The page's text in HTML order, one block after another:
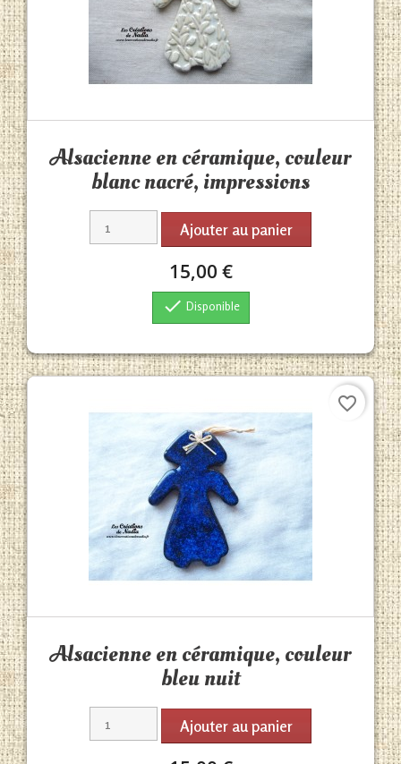
Alsacienne en céramique, couleur
blanc nacré, impressions
Ajouter au panier
15,00 €
 Disponible
Alsacienne en céramique, couleur
bleu nuit
Ajouter au panier
favorite_border